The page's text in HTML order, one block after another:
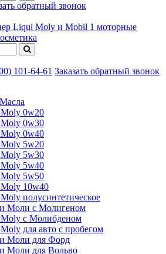
обратный звонок
моторные
101-64-61 Заказать обратный звонок
0w20
0w30
0w40
5w20
5w30
5w40
5w50
10w40
полусинтетическое
Моли с Молигеном
с Молибденом
для авто с пробегом
Моли для Форд
Моли для Вольво